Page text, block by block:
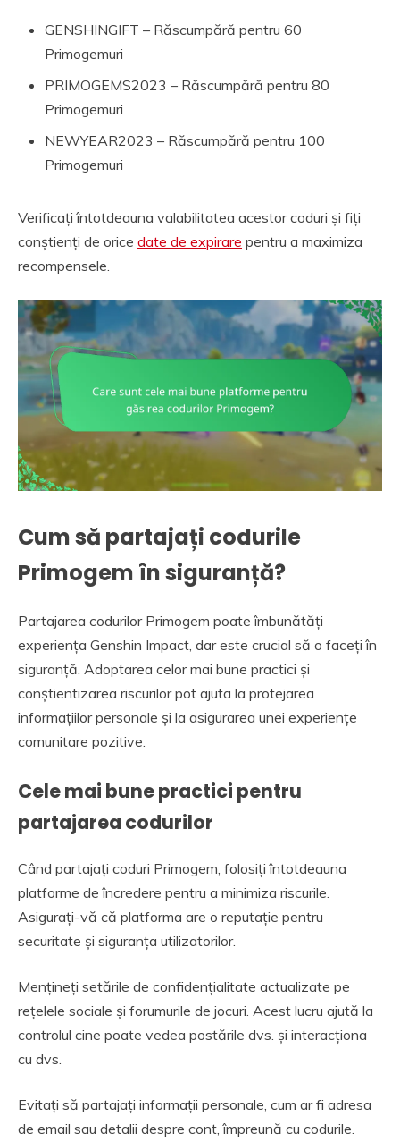
GENSHINGIFT – Răscumpără pentru 60
Primogemuri
PRIMOGEMS2023 – Răscumpără pentru 80
Primogemuri
NEWYEAR2023 – Răscumpără pentru 100
Primogemuri
Verificați întotdeauna valabilitatea acestor coduri și fiți
conștienți de orice date de expirare pentru a maximiza
recompensele.
Cum să partajați codurile
Primogem în siguranță?
Partajarea codurilor Primogem poate îmbunătăți
experiența Genshin Impact, dar este crucial să o faceți în
siguranță. Adoptarea celor mai bune practici și
conștientizarea riscurilor pot ajuta la protejarea
informațiilor personale și la asigurarea unei experiențe
comunitare pozitive.
Cele mai bune practici pentru
partajarea codurilor
Când partajați coduri Primogem, folosiți întotdeauna
platforme de încredere pentru a minimiza riscurile.
Asigurați-vă că platforma are o reputație pentru
securitate și siguranța utilizatorilor.
Mențineți setările de confidențialitate actualizate pe
rețelele sociale și forumurile de jocuri. Acest lucru ajută la
controlul cine poate vedea postările dvs. și interacționa
cu dvs.
Evitați să partajați informații personale, cum ar fi adresa
de email sau detalii despre cont, împreună cu codurile.